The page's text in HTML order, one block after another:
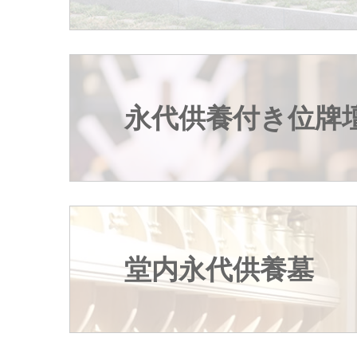
永代供養付き位牌
堂内永代供養墓